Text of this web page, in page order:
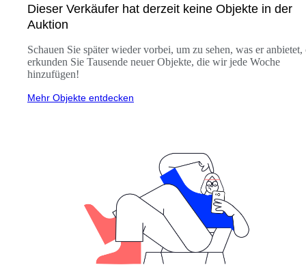
Dieser Verkäufer hat derzeit keine Objekte in der
Auktion
Schauen Sie später wieder vorbei, um zu sehen, was er anbietet,
erkunden Sie Tausende neuer Objekte, die wir jede Woche
hinzufügen!
Mehr Objekte entdecken